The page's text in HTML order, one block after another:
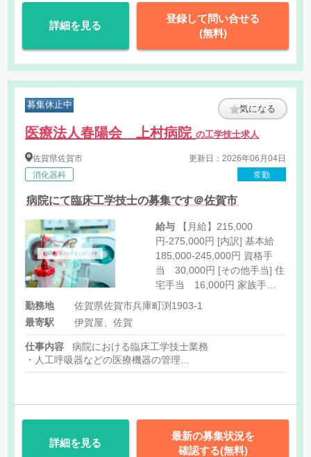
詳細を見る
登録して問い合せる
(無料)
募集休止中 気になる
医療法人春陽会 上村病院の工学技士求人
佐賀県佐賀市
消化器科
更新日：2026年06月04日
常勤
病院にて臨床工学技士の募集です＠佐賀市
給与
円-275,000円 [内訳] 基本給
185,000-245,000円 資格手
当 30,000円 [その他手当] 住
宅手当 16,000円 家族手
当 配偶者15,000円、第1子
4,000円
勤務地
佐賀県佐賀市兵庫町渕1903-1
最寄駅
伊賀屋、佐賀
仕事内容
病院における臨床工学技士業務
・人工呼吸器などの医療機器の管理
詳細を見る
最新の募集状況を
確認する(無料)